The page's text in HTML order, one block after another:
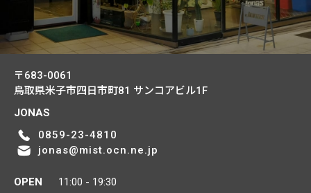
〒683-0061
鳥取県米子市四日市町81 サンコアビル1F
JONAS
0859-23-4810
jonas@mist.ocn.ne.jp
OPEN
11:00 - 19:30